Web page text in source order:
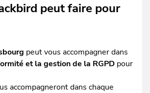
peut faire pour
peut vous accompagner dans
et la gestion de la RGPD pour
accompagneront dans chaque